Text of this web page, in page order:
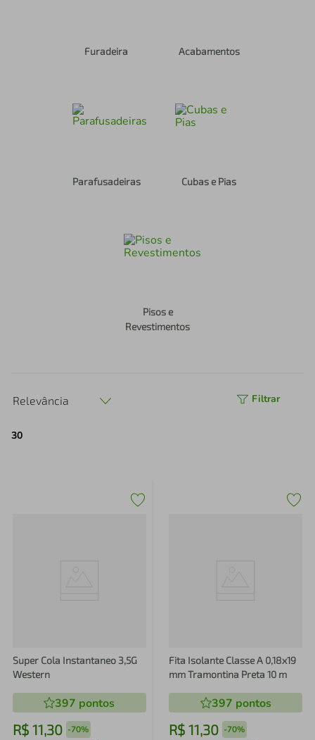
Furadeira Acabamentos
Parafusadeiras Cubas e Pias
Pisos e
Revestimentos
Relevância Filtrar
30
Super Cola Instantaneo 3,5G
Western
397 pontos
R$ 11,30 -70%
Fita Isolante Classe A 0,18x19
mm Tramontina Preta 10 m
397 pontos
R$ 11,30 -70%